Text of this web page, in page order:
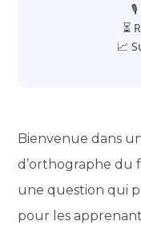
🎙️
⏳
📈
Bienvenue dans
d’orthographe du
une question qui
pour les